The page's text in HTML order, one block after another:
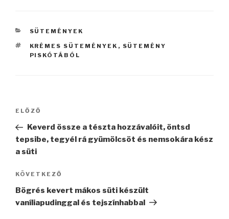
KATEGÓRIÁK
SÜTEMÉNYEK
CÍMKÉK
KRÉMES SÜTEMÉNYEK , SÜTEMÉNY
PISKÓTÁBÓL
Bejegyzés
Korábbi
bejegyzés
ELŐZŐ
Keverd össze a tészta hozzávalóit, öntsd
tepsibe, tegyél rá gyümölcsöt és nemsokára kész
a süti
Következő
bejegyzés
KÖVETKEZŐ
Bögrés kevert mákos süti készült
vaníliapudinggal és tejszínhabbal